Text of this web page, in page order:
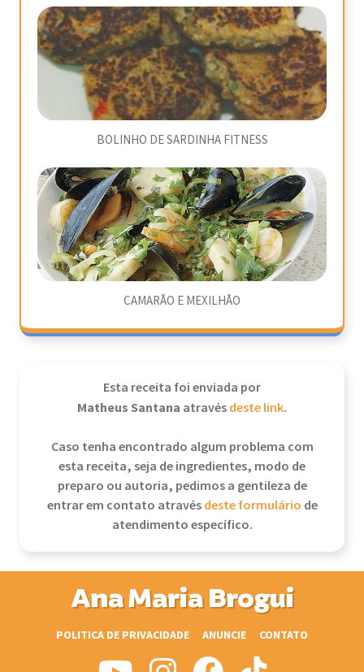
BOLINHO DE SARDINHA FITNESS
CAMARÃO E MEXILHÃO
Esta receita foi enviada por
Matheus Santana atravésdeste link.
Caso tenha encontrado algum problema com
esta receita, seja de ingredientes, modo de
preparo ou autoria, pedimos a gentileza de
entrar em contato atravésdeste formulário de
atendimento específico.
Ana Maria Brogui
POLITICA DE PRIVACIDADE ANUNCIE CONTATO